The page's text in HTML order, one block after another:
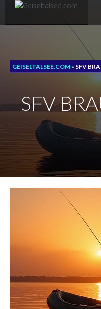
Zum
GEISELTALSEE.COM» SFV
SFV